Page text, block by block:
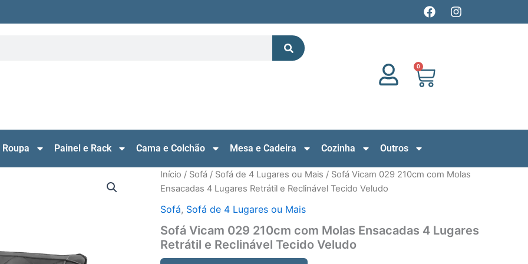
F
a
o
k
I
n
Search
0
Cart
Painel e Rack Cama e Colchão Mesa e Cadeira Cozinha Outros
Início / Sofá / Sofá de 4 Lugares ou Mais / Sofá Vicam 029 210cm com Molas
Ensacadas 4 Lugares Retrátil e Reclinável Tecido Veludo
Sofá, Sofá de 4 Lugares ou Mais
Sofá Vicam 029 210cm com Molas Ensacadas 4 Lugares
Retrátil e Reclinável Tecido Veludo